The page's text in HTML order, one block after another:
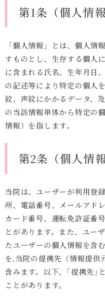
第1条（個人情報
「個人情報」とは、個人情
すものとし、生存する個人
に含まれる氏名、生年月日
の記述等により特定の個人
紋、声紋にかかるデータ、
の当該情報単体から特定の
情報）を指します。
第2条（個人情
当院は、ユーザーが利用登
所、電話番号、メールアド
カード番号、運転免許証番
とがあります。また、ユー
たユーザーの個人情報を含
を,当院の提携先（情報提供
含みます。以下、｢提携先｣
ことがあります。